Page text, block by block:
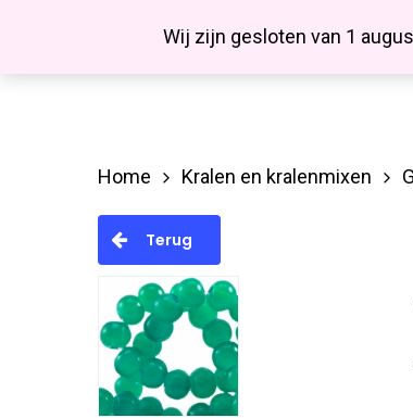
Wij zijn gesloten van 1
Hit enter to search or ESC to close
Facebook
Home Kralen en kralenmixen
Terug